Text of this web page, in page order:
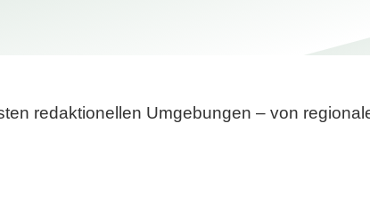
redaktionellen Umgebungen – von